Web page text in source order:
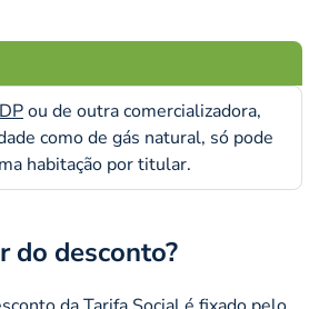
ou de outra comercializadora,
como de gás natural, só pode
habitação por titular.
do desconto?